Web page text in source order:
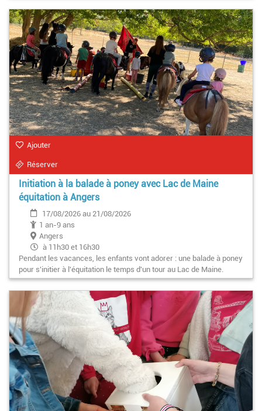
Ajouter
Réserver
Initiation à la balade à poney avec Lac de Maine
équitation à Angers
17/08/2026 au 21/08/2026
1 an-9 ans
Angers
à 11h30 et 16h30
Pendant les vacances, les enfants vont adorer : une balade à poney
pour s'initier à l'équitation le temps d'un tour au Lac de Maine.